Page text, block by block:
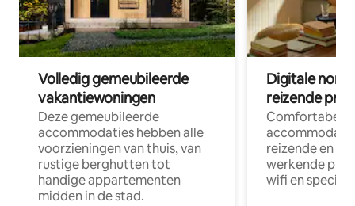
Volledig gemeubileerde
vakantiewoningen
Deze gemeubileerde
accommodaties hebben alle
voorzieningen van thuis, van
rustige berghutten tot
handige appartementen
midden in de stad.
Digitale
reizende
Comfortabele
reizende en
werkende
wifi en